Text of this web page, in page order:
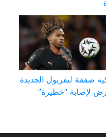
صفقة ليفربول الجديدة
لإصابة “خطيرة”